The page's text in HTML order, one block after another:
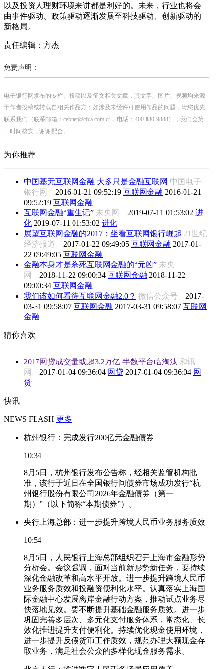
以及投资人理财环境来讲都是利好的。未来，行业也将会
由事件驱动、政策驱动逐渐发展至科技驱动、创新驱动的
新格局。
责任编辑：方杰
免责声明：
电子银行网发布的专栏、投稿以及征文相关文章，其文字、图片、视频均来源
于作者投稿或转载自相关作品方；如涉及未经许可使用作品的问题，请您优先
联系我们（联系邮箱：cebnet@cfca.com.cn，电话：400-880-9888），我们会第
一时间核实，谢谢配合。
为你推荐
中国基无互联网金融 大多只是金融互联网 中国电子
银行网 2016-01-21 09:52:19 互联网金融 2016-01-21
09:52:19 互联网金融
互联网金融“重生记” 未央网 2019-07-11 01:53:02 进
化 2019-07-11 01:53:02 进化
展望互联网金融的2017：坐看互联网银行崛起 21世纪
经济报道 2017-01-22 09:49:05 互联网金融 2017-01-
22 09:49:05 互联网金融
金融本身才是杀死互联网金融的“元凶” 未央
网 2018-11-22 09:00:34 互联网金融 2018-11-22
09:00:34 互联网金融
我们该如何看待互联网金融2.0？ 微信公众号 2017-
03-31 09:58:07 互联网金融 2017-03-31 09:58:07 互联网
金融
猜你喜欢
2017网贷成交量或超3.2万亿 半数平台临淘汰 和讯
网 2017-01-04 09:36:04 网贷 2017-01-04 09:36:04 网
贷
快讯
NEWS FLASH 更多
杭州银行：完成发行200亿元金融债券
10:34
8月5日，杭州银行发布公告称，经相关监管机构批
准，该行于近日在全国银行间债券市场成功发行“杭
州银行股份有限公司2026年金融债券（第一
期）”（以下简称“本期债券”）。
央行上海总部：进一步提升跨境人民币业务服务质效
10:54
8月5日，人民银行上海总部组织召开上海市金融形势
分析会。会议强调，面对当前新形势新任务，要持续
深化金融改革和高水平开放。进一步提升跨境人民币
业务服务质效和投融资便利化水平。认真落实上海国
际金融中心发展离岸金融行动方案，推动试点业务尽
快落地见效。要不断提升基础金融服务质效。进一步
巩固完善多层次、多元化支付服务体系，常态化、长
效化推进提升支付便利化。持续优化现金使用环境，
进一步提升反假货币工作质效，规范办理大额现金存
取业务，满足社会公众的多样化现金服务需求。